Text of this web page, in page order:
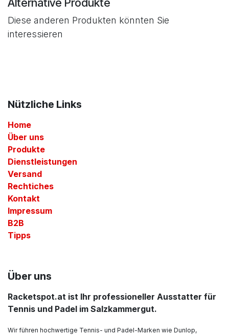
Diese anderen Produkten könnten Sie
interessieren
Nützliche Links
Home
Über uns
Produkte
Dienstleistungen
Versand
Rechtiches
Kontakt
Impressum
B2B
Tipps
Über uns
Racketspot.at ist Ihr professioneller Ausstatter für
Tennis und Padel im Salzkammergut.
Wir führen hochwertige Tennis- und Padel-Marken wie Dunlop,